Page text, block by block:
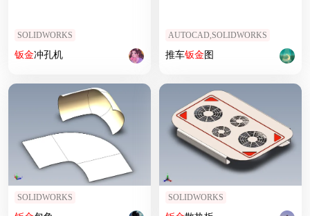
SOLIDWORKS
钣金冲孔机
AUTOCAD,SOLIDWORKS
推车钣金图
SOLIDWORKS SOLIDWORKS